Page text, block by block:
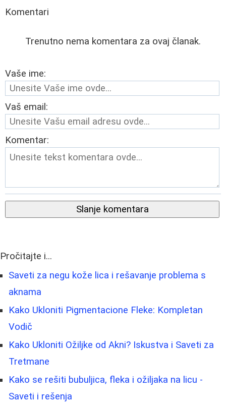
Komentari
Trenutno nema komentara za ovaj članak.
Vaše ime:
Vaš email:
Komentar:
Slanje komentara
Pročitajte i...
Saveti za negu kože lica i rešavanje problema s
aknama
Kako Ukloniti Pigmentacione Fleke: Kompletan
Vodič
Kako Ukloniti Ožiljke od Akni? Iskustva i Saveti za
Tretmane
Kako se rešiti bubuljica, fleka i ožiljaka na licu -
Saveti i rešenja